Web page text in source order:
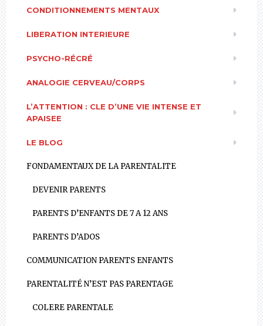
CONDITIONNEMENTS MENTAUX
LIBERATION INTERIEURE
PSYCHO-RÉCRÉ
ANALOGIE CERVEAU/CORPS
L’ATTENTION : CLE D’UNE VIE INTENSE ET
APAISEE
LE BLOG
FONDAMENTAUX DE LA PARENTALITE
DEVENIR PARENTS
PARENTS D’ENFANTS DE 7 A 12 ANS
PARENTS D’ADOS
COMMUNICATION PARENTS ENFANTS
PARENTALITÉ N’EST PAS PARENTAGE
COLERE PARENTALE